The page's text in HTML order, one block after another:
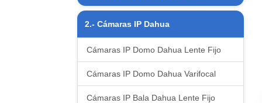
2.- Cámaras IP Dahua
Cámaras IP Domo Dahua Lente Fijo
Cámaras IP Domo Dahua Varifocal
Cámaras IP Bala Dahua Lente Fijo